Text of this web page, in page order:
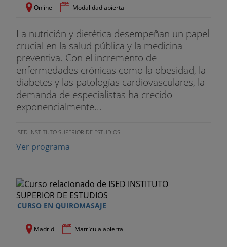
sanitario
2. Relaciones con clientes y proveedores
3. Gestión de recursos humanos
4. Soporte informático de los procesos de gestión
y administración
Módulo 8: Motivacin, liderazgo, gestin del
conflicto y seguridad del paciente
2. Liderazgo: modelos de liderazgo y tipos de
líderes
3. Gestión de conflictos: guía práctica de
intervención
Online Modalidad abierta
La nutrición y dietética desempeñan un papel
crucial en la salud pública y la medicina
preventiva. Con el incremento de
enfermedades crónicas como la obesidad, la
diabetes y las patologías cardiovasculares, la
demanda de especialistas ha crecido
exponencialmente...
ISED INSTITUTO SUPERIOR DE ESTUDIOS
Ver programa
CURSO EN QUIROMASAJE
Madrid Matrícula abierta